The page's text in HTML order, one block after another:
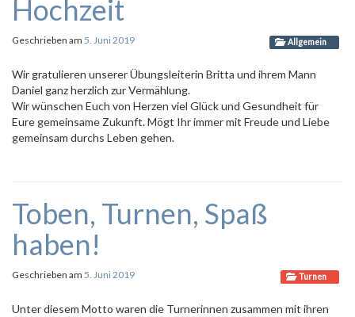
Hochzeit
Geschrieben am 5. Juni 2019 Allgemein
Wir gratulieren unserer Übungsleiterin Britta und ihrem Mann
Daniel ganz herzlich zur Vermählung.
Wir wünschen Euch von Herzen viel Glück und Gesundheit für
Eure gemeinsame Zukunft. Mögt Ihr immer mit Freude und Liebe
gemeinsam durchs Leben gehen.
Toben, Turnen, Spaß
haben!
Geschrieben am 5. Juni 2019 Turnen
Unter diesem Motto waren die Turnerinnen zusammen mit ihren